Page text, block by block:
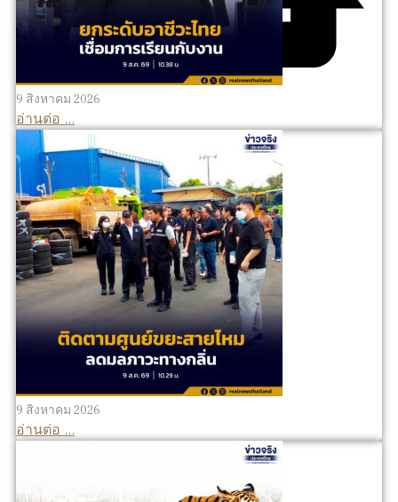
9 สิงหาคม 2026
อ่านต่อ ...
9 สิงหาคม 2026
อ่านต่อ ...